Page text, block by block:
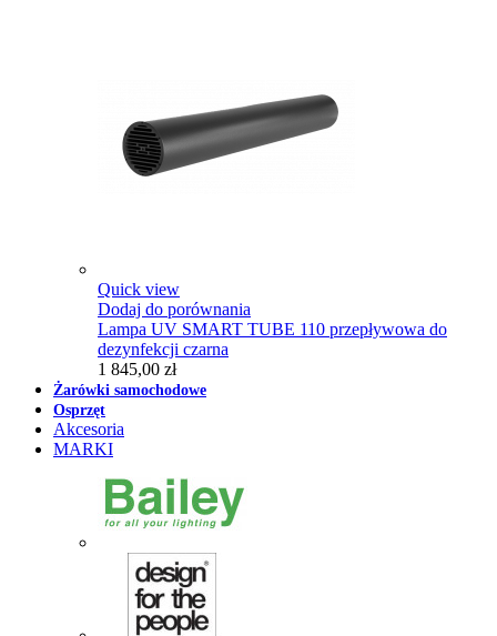
Quick view
Dodaj do porównania
Lampa UV SMART TUBE 110 przepływowa do
dezynfekcji czarna
1 845,00 zł
Żarówki samochodowe
Osprzęt
Akcesoria
MARKI